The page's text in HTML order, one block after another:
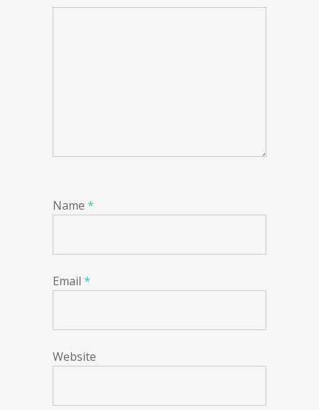
Name *
Email *
Website